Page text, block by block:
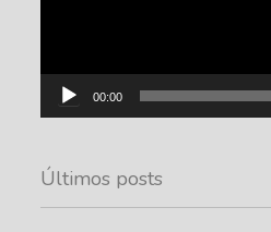
00:00
Últimos posts